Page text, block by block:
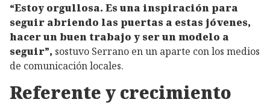
“Estoy orgullosa. Es una inspiración para
seguir abriendo las puertas a estas jóvenes,
hacer un buen trabajo y ser un modelo a
seguir”, sostuvo Serrano en un aparte con los medios
de comunicación locales.
Referente y crecimiento